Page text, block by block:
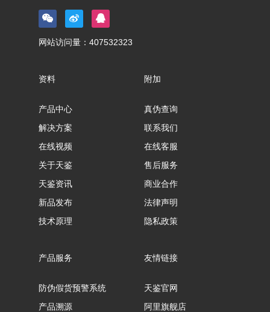
网站访问量： 407532323
资料
产品中心
解决方案
在线视频
关于天鉴
天鉴资讯
新品发布
技术原理
附加
真伪查询
联系我们
在线客服
售后服务
商业合作
法律声明
隐私政策
产品服务
防伪假货预警系统
产品溯源
友情链接
天鉴官网
阿里旗舰店